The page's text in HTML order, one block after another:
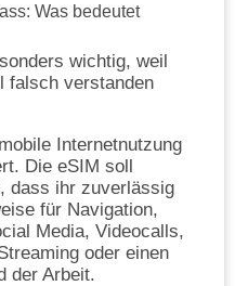
Was bedeutet
wichtig, weil
falsch verstanden
Internetnutzung
Die eSIM soll
dass ihr zuverlässig
für Navigation,
Media, Videocalls,
oder einen
der Arbeit.